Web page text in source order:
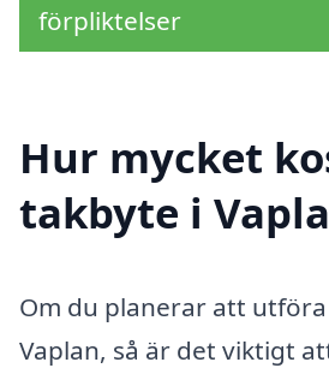
förpliktelser
Hur mycket
takbyte i
Om du planerar att
Vaplan, så är det viktigt